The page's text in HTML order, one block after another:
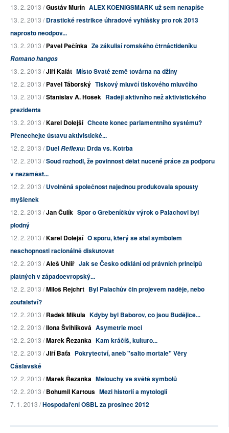
13. 2. 2013 /Gustáv Murín ALEX KOENIGSMARK už sem nenapíše
13. 2. 2013 /Drastické restrikce úhradové vyhlášky pro rok 2013
naprosto neodpov...
13. 2. 2013 /Pavel Pečínka Ze zákulisí romského čtrnáctideníku
Romano hangos
13. 2. 2013 /Jiří Kalát Místo Svaté země továrna na džíny
12. 2. 2013 /Pavel Táborský Tiskový mluvčí tiskového mluvčího
13. 2. 2013 /Stanislav A. Hošek Raději aktivního než aktivistického
prezidenta
13. 2. 2013 /Karel Dolejší Chcete konec parlamentního systému?
Přenechejte ústavu aktivistické...
12. 2. 2013 /DuelReflexu: Drda vs. Kotrba
12. 2. 2013 /Soud rozhodl, že povinnost dělat nucené práce za podporu
v nezaměst...
12. 2. 2013 /Uvolněná společnost najednou produkovala spousty
myšlenek
12. 2. 2013 /Jan Čulík Spor o Grebeníčkův výrok o Palachovi byl
plodný
12. 2. 2013 /Karel Dolejší O sporu, který se stal symbolem
neschopnosti racionálně diskutovat
12. 2. 2013 /Aleš Uhlíř Jak se Česko odklání od právních principů
platných v západoevropský...
12. 2. 2013 /Miloš Rejchrt Byl Palachův čin projevem naděje, nebo
zoufalství?
12. 2. 2013 /Radek Mikula Kdyby byl Baborov, co jsou Budějice...
12. 2. 2013 /Ilona Švihlíková Asymetrie moci
12. 2. 2013 /Marek Řezanka Kam kráčíš, kulturo...
12. 2. 2013 /Jiří Baťa Pokrytectví, aneb "salto mortale" Věry
Čáslavské
12. 2. 2013 /Marek Řezanka Melouchy ve světě symbolů
12. 2. 2013 /Bohumil Kartous Mezi historií a mytologií
7. 1. 2013 /Hospodaření OSBL za prosinec 2012